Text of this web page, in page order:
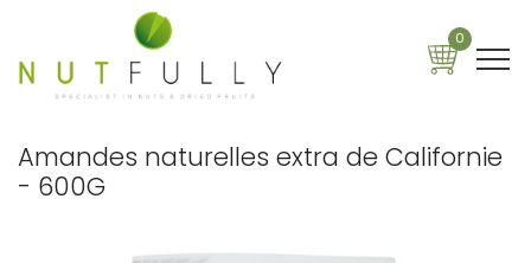
0
Amandes naturelles extra de Californie
- 600G